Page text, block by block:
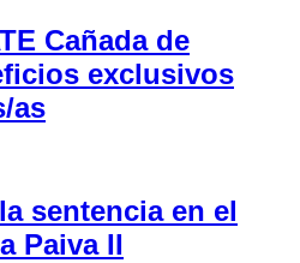
Cañada de
exclusivos
as
sentencia en el
Paiva II